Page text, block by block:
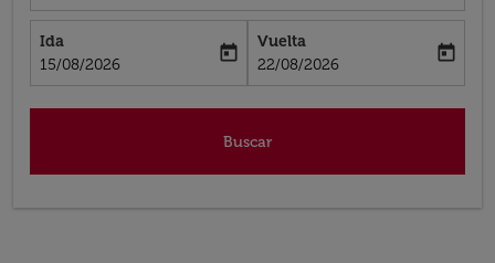
Ida
fc-booking-departure-date-aria-label
15/08/2026
today
Vuelta
fc-booking-return-date-aria-label
22/08/2026
today
Buscar